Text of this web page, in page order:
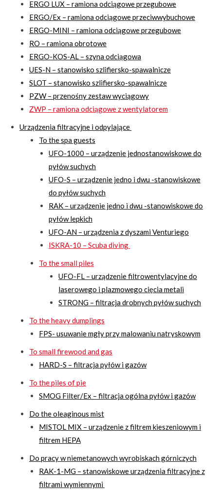
ERGO LUX – ramiona odciągowe przegubowe
ERGO/Ex – ramiona odciągowe przeciwwybuchowe
ERGO-MINI – ramiona odciągowe przegubowe
RO – ramiona obrotowe
ERGO-KOS-AL – szyna odciągowa
UES-N – stanowisko szlifiersko-spawalnicze
SLOT – stanowisko szlifiersko-spawalnicze
PZW – przenośny zestaw wyciągowy
ZWP – ramiona odciągowe z wentylatorem
Urządzenia filtracyjne i odpylające
To the spa guests
UFO-1000 – urządzenie jednostanowiskowe do
pyłów suchych
UFO-S – urządzenie jedno i dwu -stanowiskowe
do pyłów suchych
RAK – urządzenie jedno i dwu -stanowiskowe do
pyłów lepkich
UFO-AN – urządzenia z dyszami Venturiego
ISKRA-10 – Scuba diving
To the small piles
UFO-FL – urządzenie filtrowentylacyjne do
laserowego i plazmowego cięcia metali
STRONG – filtracja drobnych pyłów suchych
To the heavy dumplings
FPS- usuwanie mgły przy malowaniu natryskowym
To small firewood and gas
HARD-S – filtracja pyłów i gazów
To the piles of pie
SMOG Filter/Ex – filtracja ogólna pyłów i gazów
Do the oleaginous mist
MISTOL MIX – urządzenie z filtrem kieszeniowym i
filtrem HEPA
Do pracy w niemetanowych wyrobiskach górniczych
RAK-1-MG – stanowiskowe urządzenia filtracyjne z
filtrami wymiennymi